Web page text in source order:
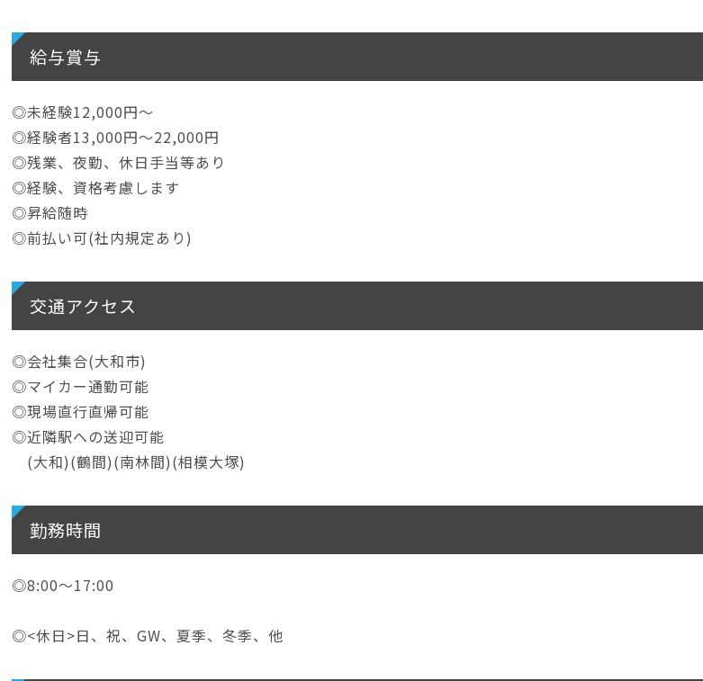
給与賞与
◎未経験12,000円〜
◎経験者13,000円〜22,000円
◎残業、夜勤、休日手当等あり
◎経験、資格考慮します
◎昇給随時
◎前払い可(社内規定あり)
交通アクセス
◎会社集合(大和市)
◎マイカー通勤可能
◎現場直行直帰可能
◎近隣駅への送迎可能
(大和)(鶴間)(南林間)(相模大塚)
勤務時間
◎8:00〜17:00
◎<休日>日、祝、GW、夏季、冬季、他